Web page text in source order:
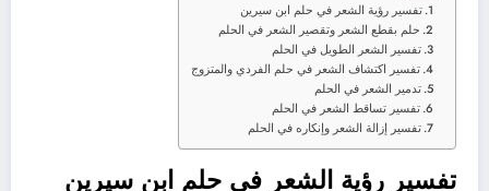
تفسير رؤية الشعر في حلم ابن سيرين
حلم بقطع الشعر وتقصير الشعر في الحلم
تفسير الشعر الطويل في الحلم
تفسير اكتشاف الشعر في حلم الفردي والمتزوج
تدمير الشعر في الحلم
تفسير تساقط الشعر في الحلم
تفسير إزالة الشعر وإنكاره في الحلم
تفسير رؤية الشعر في حلم ابن سيرين